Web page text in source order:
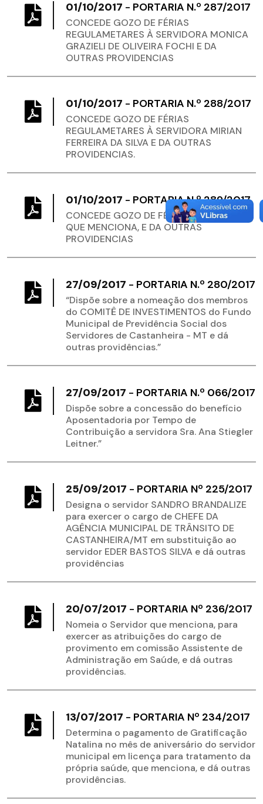
01/10/2017 - PORTARIA N.º 287/2017
CONCEDE GOZO DE FÉRIAS
REGULAMETARES À SERVIDORA MONICA
GRAZIELI DE OLIVEIRA FOCHI E DA
OUTRAS PROVIDENCIAS
01/10/2017 - PORTARIA N.º 288/2017
CONCEDE GOZO DE FÉRIAS
REGULAMETARES À SERVIDORA MIRIAN
FERREIRA DA SILVA E DA OUTRAS
PROVIDENCIAS.
01/10/2017 - PORTARIA N.º 289/2017
CONCEDE GOZO DE FÉRIAS AO SERVIDOR
QUE MENCIONA, E DA OUTRAS
PROVIDENCIAS
27/09/2017 - PORTARIA N.º 280/2017
“Dispõe sobre a nomeação dos membros
do COMITÊ DE INVESTIMENTOS do Fundo
Municipal de Previdência Social dos
Servidores de Castanheira - MT e dá
outras providências.”
27/09/2017 - PORTARIA N.º 066/2017
Dispõe sobre a concessão do benefício
Aposentadoria por Tempo de
Contribuição a servidora Sra. Ana Stiegler
Leitner.”
25/09/2017 - PORTARIA Nº 225/2017
Designa o servidor SANDRO BRANDALIZE
para exercer o cargo de CHEFE DA
AGÊNCIA MUNICIPAL DE TRÂNSITO DE
CASTANHEIRA/MT em substituição ao
servidor EDER BASTOS SILVA e dá outras
providências
20/07/2017 - PORTARIA Nº 236/2017
Nomeia o Servidor que menciona, para
exercer as atribuições do cargo de
provimento em comissão Assistente de
Administração em Saúde, e dá outras
providências.
13/07/2017 - PORTARIA Nº 234/2017
Determina o pagamento de Gratificação
Natalina no mês de aniversário do servidor
municipal em licença para tratamento da
própria saúde, que menciona, e dá outras
providências.